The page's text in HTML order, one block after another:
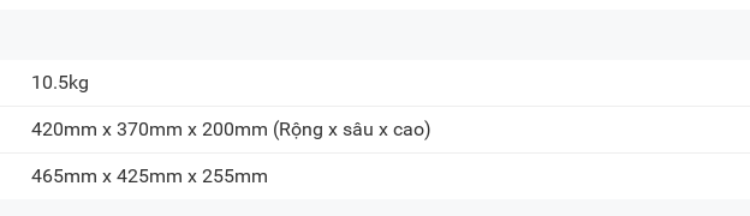
10.5kg
420mm x 370mm x 200mm (Rộng x sâu x cao)
465mm x 425mm x 255mm